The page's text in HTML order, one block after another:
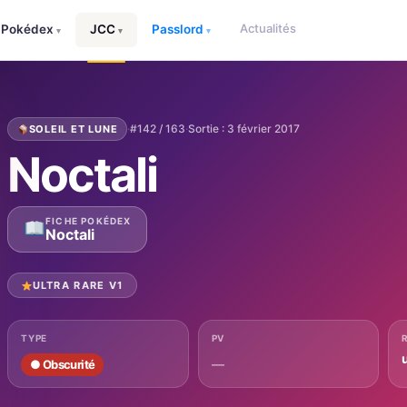
Pokédex ▾ JCC ▾ Passlord ▾ Actualités
SOLEIL ET LUNE ·#142 / 163·Sortie : 3 février 2017
Noctali
FICHE POKÉDEX
Noctali
ULTRA RARE V1
TYPE
● Obscurité
PV
—